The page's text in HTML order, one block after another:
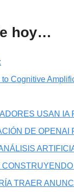
hoy…
to Cognitive
USAN
DE
TRAER